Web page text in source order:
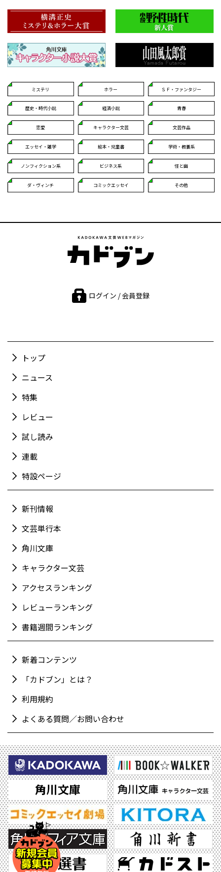
ミステリ ホラー ＳＦ・ファンタジー
歴史・時代小説 経済小説 青春
恋愛 キャラクター文芸 文芸作品
エッセイ・雑学 絵本・児童書 学術・教養系
ノンフィクション系 ビジネス系 怪と幽
ダ・ヴィンチ コミックエッセイ その他
ログイン / 会員登録
トップ
ニュース
特集
レビュー
試し読み
連載
特設ページ
新刊情報
文芸単行本
角川文庫
キャラクター文芸
アクセスランキング
レビューランキング
書籍週間ランキング
新着コンテンツ
「カドブン」とは？
利用規約
よくある質問／お問い合わせ